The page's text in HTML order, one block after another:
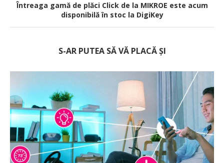
Întreaga gamă de plăci Click de la MIKROE este acum
disponibilă în stoc la DigiKey
S-AR PUTEA SĂ VĂ PLACĂ ȘI